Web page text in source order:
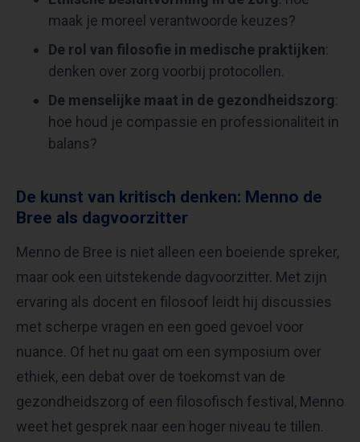
maak je moreel verantwoorde keuzes?
De rol van filosofie in medische praktijken:
denken over zorg voorbij protocollen.
De menselijke maat in de gezondheidszorg:
hoe houd je compassie en professionaliteit in
balans?
De kunst van kritisch denken: Menno de
Bree als dagvoorzitter
Menno de Bree is niet alleen een boeiende spreker,
maar ook een uitstekende dagvoorzitter. Met zijn
ervaring als docent en filosoof leidt hij discussies
met scherpe vragen en een goed gevoel voor
nuance. Of het nu gaat om een symposium over
ethiek, een debat over de toekomst van de
gezondheidszorg of een filosofisch festival, Menno
weet het gesprek naar een hoger niveau te tillen.